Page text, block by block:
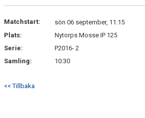
HITTA HIT
Matchstart:
sön 06 september, 11:15
Plats:
Nytorps Mosse IP 125
Serie:
P2016- 2
Samling:
10:30
<< Tillbaka